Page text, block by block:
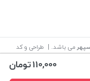
110,000تومان
می باشد. | طراحی و کد